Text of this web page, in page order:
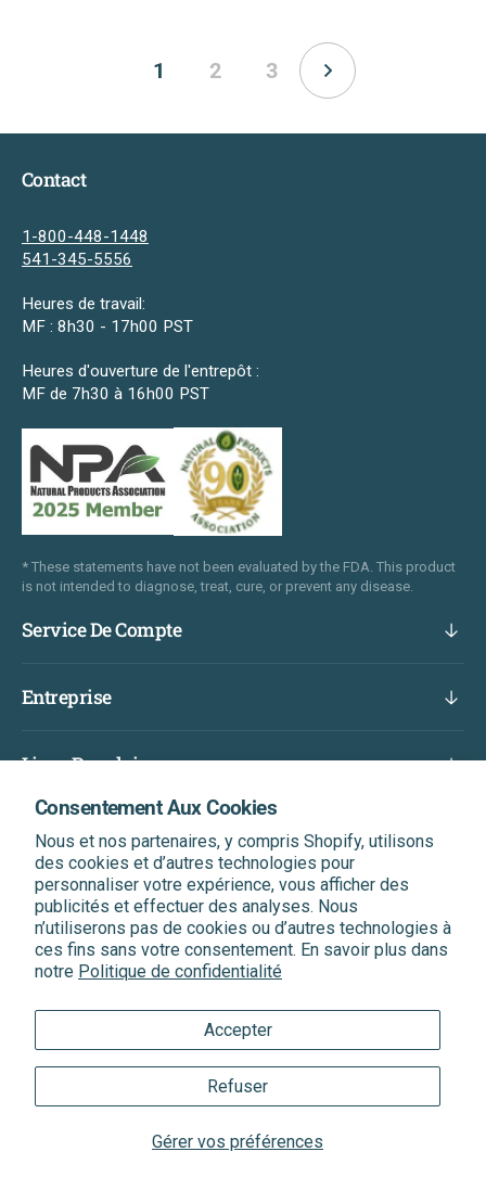
Consentement Aux Cookies
Nous et nos partenaires, y compris Shopify, utilisons
des cookies et d’autres technologies pour
personnaliser votre expérience, vous afficher des
publicités et effectuer des analyses. Nous
n’utiliserons pas de cookies ou d’autres technologies à
ces fins sans votre consentement. En savoir plus dans
notre Politique de confidentialité
Gérer vos préférences
Accepter
Refuser
1 2 3
Contact
1-800-448-1448
541-345-5556
Heures de travail:
MF : 8h30 - 17h00 PST
Heures d'ouverture de l'entrepôt :
MF de 7h30 à 16h00 PST
* These statements have not been evaluated by the FDA. This product
is not intended to diagnose, treat, cure, or prevent any disease.
Service De Compte
Entreprise
Liens Populaires
Abonnez-Vous Et Bénéficiez D'une Réduction Sur
Votre Prochaine Commande
Soyez le premier informé de nos dernières nouvelles, de
nos offres exclusives et bien plus encore.
Entrer votre Email S'abonner
Quantum Health & Quantum
Sitemap|XML Sitemap|Privacy Policy|Terms of Service